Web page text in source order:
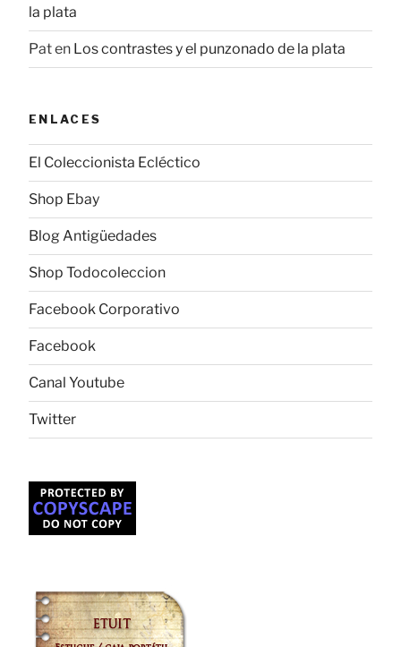
la plata
Paten Los contrastes y el punzonado de la plata
ENLACES
El Coleccionista Ecléctico
Shop Ebay
Blog Antigüedades
Shop Todocoleccion
Facebook Corporativo
Facebook
Canal Youtube
Twitter